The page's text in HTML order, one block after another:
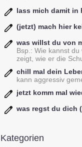
lass mich damit in
(jetzt) mach hier
was willst du von
Bsp.: Wie kannst
zeigt, wie er die
chill mal dein
kann aggressiv
jetzt komm mal
was regst du dich
Kategorien